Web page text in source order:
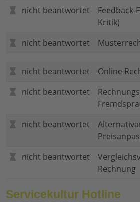
nicht beantwortet
Kritik)
nicht beantwortet
nicht beantwortet
Online
nicht beantwortet
nicht beantwortet
nicht beantwortet
Rechnung
Servicekultur Hotline